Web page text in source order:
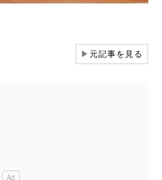
▶元記事を見る